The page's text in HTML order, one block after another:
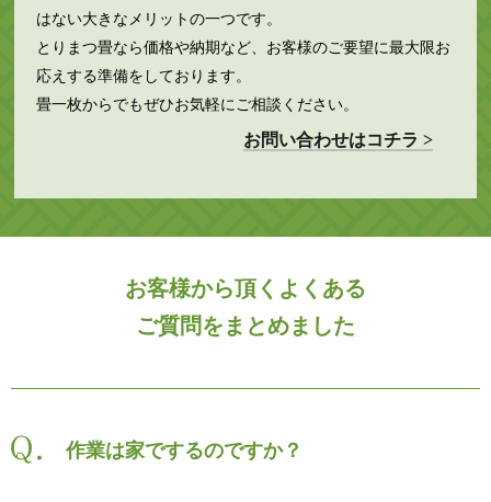
はない大きなメリットの一つです。
とりまつ畳なら価格や納期など、お客様のご要望に最大限お
応えする準備をしております。
畳一枚からでもぜひお気軽にご相談ください。
お問い合わせはコチラ >
お客様から頂くよくある
ご質問をまとめました
作業は家でするのですか？